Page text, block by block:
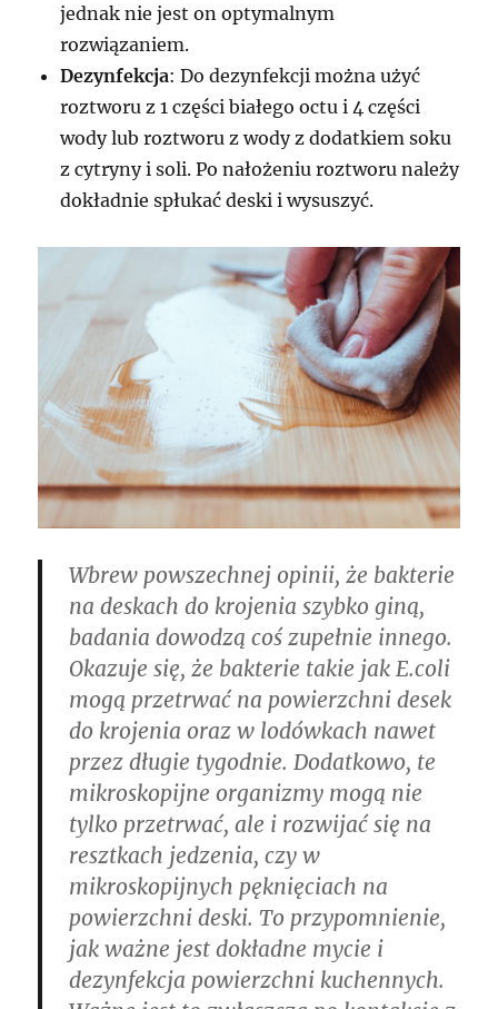
jednak nie jest on optymalnym
rozwiązaniem.
Dezynfekcja: Do dezynfekcji można użyć
roztworu z 1 części białego octu i 4 części
wody lub roztworu z wody z dodatkiem soku
z cytryny i soli. Po nałożeniu roztworu należy
dokładnie spłukać deski i wysuszyć.
Wbrew powszechnej opinii, że bakterie
na deskach do krojenia szybko giną,
badania dowodzą coś zupełnie innego.
Okazuje się, że bakterie takie jak E.coli
mogą przetrwać na powierzchni desek
do krojenia oraz w lodówkach nawet
przez długie tygodnie. Dodatkowo, te
mikroskopijne organizmy mogą nie
tylko przetrwać, ale i rozwijać się na
resztkach jedzenia, czy w
mikroskopijnych pęknięciach na
powierzchni deski. To przypomnienie,
jak ważne jest dokładne mycie i
dezynfekcja powierzchni kuchennych.